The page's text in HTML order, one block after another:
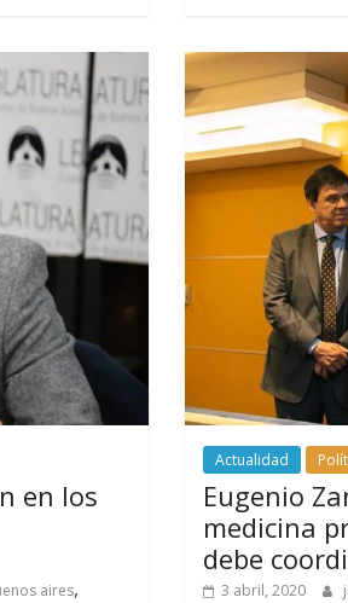
en los
aires,
Actualidad
Eugenio
medicina
debe
3 abril, 2020